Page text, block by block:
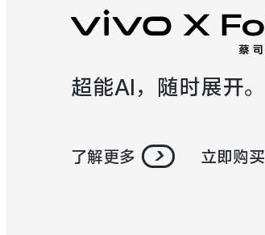
超能AI，随时展开。
了解更多 立即购买